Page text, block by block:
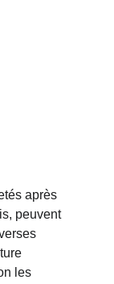
après
peuvent
les